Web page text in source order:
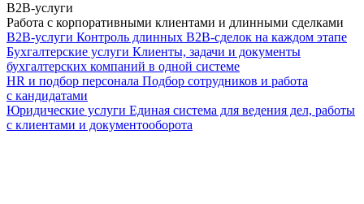
B2B-услуги
Работа с корпоративными клиентами и длинными сделками
B2B-услуги Контроль длинных B2B-сделок на каждом этапе
Бухгалтерские услуги Клиенты, задачи и документы
бухгалтерских компаний в одной системе
HR и подбор персонала Подбор сотрудников и работа
с кандидатами
Юридические услуги Единая система для ведения дел, работы
с клиентами и документооборота